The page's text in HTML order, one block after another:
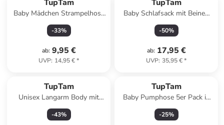
TupTam
Baby Mädchen Strampelhose
mit Fuß 3er Pack in rosa/grau
-33%
ab: 9,95 €
UVP: 14,95 €*
TupTam
Baby Schlafsack mit Beinen
und Ärmel ganzjährig in weiß
Modell 3
-50%
ab: 17,95 €
UVP: 35,95 €*
TupTam
Unisex Langarm Body mit
Aufdruck Spruch 5er Pack in
grün/beige
-43%
TupTam
Baby Pumphose 5er Pack in
khaki/blau
-25%